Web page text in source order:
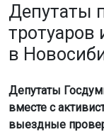
Депутаты
тротуаров
в
Депутаты
вместе с
выездные